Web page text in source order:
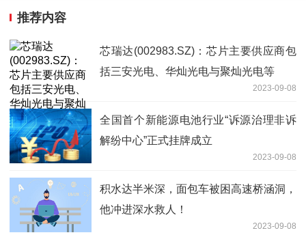
推荐内容
芯瑞达(002983.SZ)：芯片主要供应商包
括三安光电、华灿光电与聚灿光电等
2023-09-08
全国首个新能源电池行业“诉源治理非诉
解纷中心”正式挂牌成立
2023-09-08
积水达半米深，面包车被困高速桥涵洞，
他冲进深水救人！
2023-09-08